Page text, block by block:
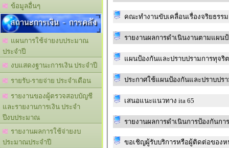
ข้อมูลอื่นๆ
สถานะการเงิน - การคลัง
แผนการใช้จ่ายงบประมาณ
ประจำปี
งบแสดงฐานะการเงิน ประจำปี
รายรับ-รายจ่าย ประจำเดือน
รายงานของผู้ตรวจสอบบัญชี
และรายงานการเงิน ประจำ
ปีงบประมาณ
รายงานผลการใช้จ่ายงบ
ประมาณประจำปี
คณะทำงานขับเคลื่อนเรื่องจริยธรรม
รายงานผลการดำเนินงานตามแผน
แผนป้องกันและปราบปรามการทุจริต
ประกาศใช้แผนป้องกันและปราบปรา
เสนอแนะแนวทาง ita 65
รายงานผลการดำเนินการป้องกันกา
ขอเชิญผู้รับบริการหรือผู้ติดต่อของห